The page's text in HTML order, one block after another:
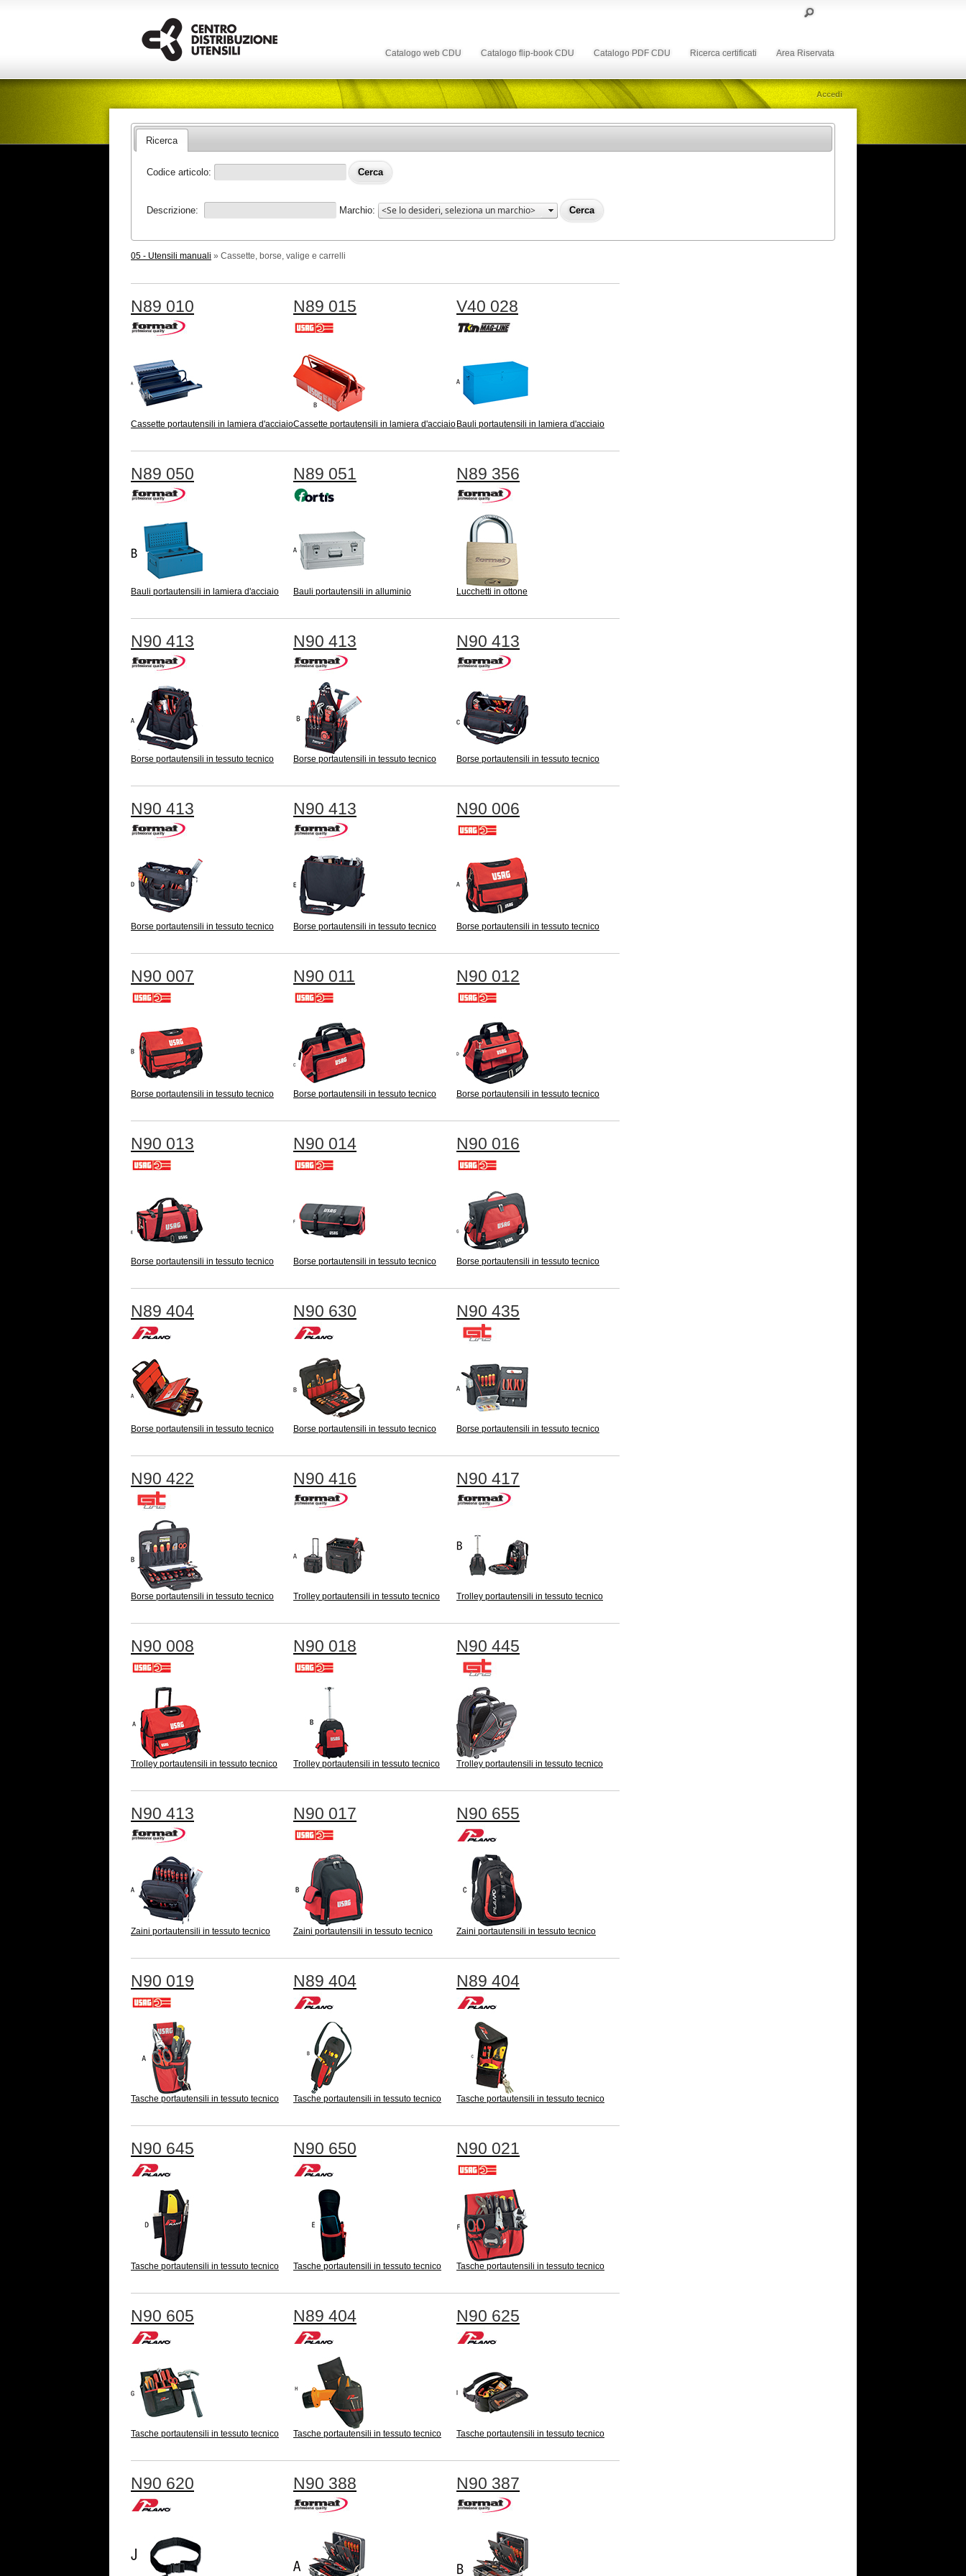
Catalogo web CDU Catalogo flip-book CDU Catalogo PDF CDU Ricerca certificati Area Riservata
Accedi
Ricerca
Codice articolo:
Descrizione: Marchio:
05 - Utensili manuali » Cassette, borse, valige e carrelli
N89 010
Cassette portautensili in lamiera d'acciaio
N89 015
Cassette portautensili in lamiera d'acciaio
V40 028
Bauli portautensili in lamiera d'acciaio
N89 050
Bauli portautensili in lamiera d'acciaio
N89 051
Bauli portautensili in alluminio
N89 356
Lucchetti in ottone
N90 413
Borse portautensili in tessuto tecnico
N90 413
Borse portautensili in tessuto tecnico
N90 413
Borse portautensili in tessuto tecnico
N90 413
Borse portautensili in tessuto tecnico
N90 413
Borse portautensili in tessuto tecnico
N90 006
Borse portautensili in tessuto tecnico
N90 007
Borse portautensili in tessuto tecnico
N90 011
Borse portautensili in tessuto tecnico
N90 012
Borse portautensili in tessuto tecnico
N90 013
Borse portautensili in tessuto tecnico
N90 014
Borse portautensili in tessuto tecnico
N90 016
Borse portautensili in tessuto tecnico
N89 404
Borse portautensili in tessuto tecnico
N90 630
Borse portautensili in tessuto tecnico
N90 435
Borse portautensili in tessuto tecnico
N90 422
Borse portautensili in tessuto tecnico
N90 416
Trolley portautensili in tessuto tecnico
N90 417
Trolley portautensili in tessuto tecnico
N90 008
Trolley portautensili in tessuto tecnico
N90 018
Trolley portautensili in tessuto tecnico
N90 445
Trolley portautensili in tessuto tecnico
N90 413
Zaini portautensili in tessuto tecnico
N90 017
Zaini portautensili in tessuto tecnico
N90 655
Zaini portautensili in tessuto tecnico
N90 019
Tasche portautensili in tessuto tecnico
N89 404
Tasche portautensili in tessuto tecnico
N89 404
Tasche portautensili in tessuto tecnico
N90 645
Tasche portautensili in tessuto tecnico
N90 650
Tasche portautensili in tessuto tecnico
N90 021
Tasche portautensili in tessuto tecnico
N90 605
Tasche portautensili in tessuto tecnico
N89 404
Tasche portautensili in tessuto tecnico
N90 625
Tasche portautensili in tessuto tecnico
N90 620 N90 388 N90 387